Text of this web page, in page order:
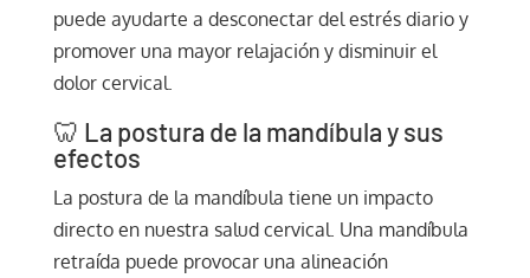
puede ayudarte a desconectar del estrés diario y
promover una mayor relajación y disminuir el
dolor cervical.
🦷 La postura de la mandíbula y sus
efectos
La postura de la mandíbula tiene un impacto
directo en nuestra salud cervical. Una mandíbula
retraída puede provocar una alineación